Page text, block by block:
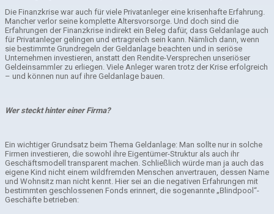
Die Finanzkrise war auch für viele Privatanleger eine krisenhafte Erfahrung.
Mancher verlor seine komplette Altersvorsorge. Und doch sind die
Erfahrungen der Finanzkrise indirekt ein Beleg dafür, dass Geldanlage auch
für Privatanleger gelingen und ertragreich sein kann. Nämlich dann, wenn
sie bestimmte Grundregeln der Geldanlage beachten und in seriöse
Unternehmen investieren, anstatt den Rendite-Versprechen unseriöser
Geldeinsammler zu erliegen. Viele Anleger waren trotz der Krise erfolgreich
– und können nun auf ihre Geldanlage bauen.
Wer steckt hinter einer Firma?
Ein wichtiger Grundsatz beim Thema Geldanlage: Man sollte nur in solche
Firmen investieren, die sowohl ihre Eigentümer-Struktur als auch ihr
Geschäftsmodell transparent machen. Schließlich würde man ja auch das
eigene Kind nicht einem wildfremden Menschen anvertrauen, dessen Name
und Wohnsitz man nicht kennt. Hier sei an die negativen Erfahrungen mit
bestimmten geschlossenen Fonds erinnert, die sogenannte „Blindpool“-
Geschäfte betrieben: